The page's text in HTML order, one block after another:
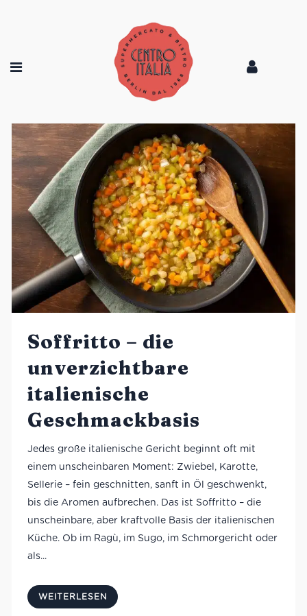
Soffritto – die
unverzichtbare
italienische
Geschmack­basis
Jedes große italienische Gericht beginnt oft mit
einem unscheinbaren Moment: Zwiebel, Karotte,
Sellerie – fein geschnitten, sanft in Öl geschwenkt,
bis die Aromen aufbrechen. Das ist Soffritto – die
unscheinbare, aber kraftvolle Basis der italienischen
Küche. Ob im Ragù, im Sugo, im Schmorgericht oder
als...
WEITERLESEN